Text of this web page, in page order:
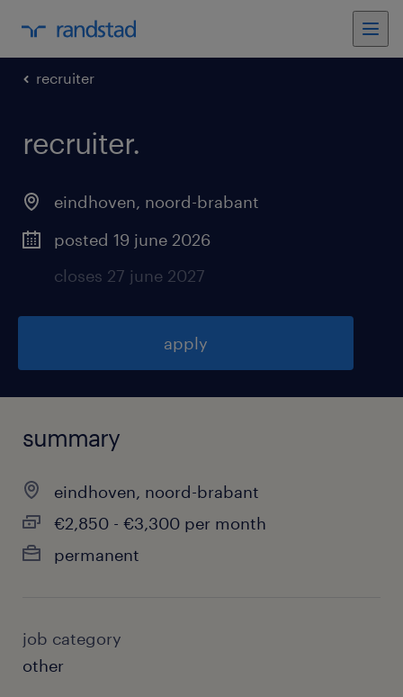
recruiter
recruiter.
eindhoven, noord-brabant
posted 19 june 2026
closes 27 june 2027
apply
summary
eindhoven, noord-brabant
€2,850 - €3,300 per month
permanent
job category
other